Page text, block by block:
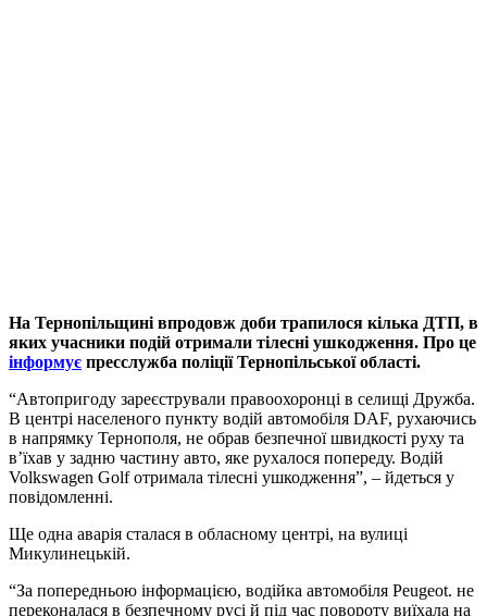
На Тернопільщині впродовж доби трапилося кілька ДТП, в
яких учасники подій отримали тілесні ушкодження. Про це
інформує пресслужба поліції Тернопільської області.
“Автопригоду зареєстрували правоохоронці в селищі Дружба.
В центрі населеного пункту водій автомобіля DAF, рухаючись
в напрямку Тернополя, не обрав безпечної швидкості руху та
в’їхав у задню частину авто, яке рухалося попереду. Водій
Volkswagen Golf отримала тілесні ушкодження”, – йдеться у
повідомленні.
Ще одна аварія сталася в обласному центрі, на вулиці
Микулинецькій.
“За попередньою інформацією, водійка автомобіля Peugeot. не
переконалася в безпечному русі й під час повороту виїхала на